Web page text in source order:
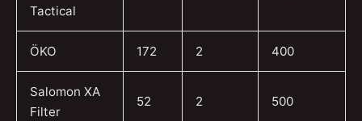
Tactical
ÖKO 172 2 400
Salomon XA
Filter
52 2 500